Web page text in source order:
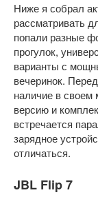
Ниже я собрал
рассматривать
попали разные
прогулок,
варианты с
вечеринок.
наличие в своем
версию и
встречается
зарядное
отличаться.
JBL Flip 7